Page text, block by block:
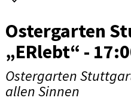
Ostergarten
„ERlebt“ -
Ostergarten
allen Sinnen